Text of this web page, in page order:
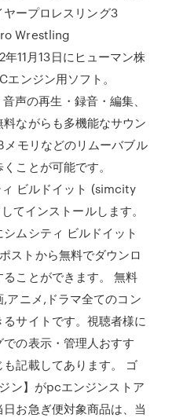
ープロレスリング3
Wrestling
11月13日にヒューマン株
ンジン用ソフト。
声の再生・録音・編集、
ながらも多機能なサウン
メモリなどのリムーバブル
ことが可能です。
ビルドイット (simcity
てインストールします。
ムシティ ビルドイット
トから無料でダウンロ
ことができます。 無料
アニメ,ドラマ全てのコン
サイトです。視聴者様に
の表示・管理人おすす
記載してあります。 ゴ
ン】がpcエンジンストア
お急ぎ便対象商品は、当